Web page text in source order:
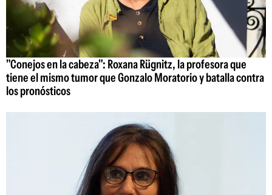
"Conejos en la cabeza": Roxana Rügnitz, la profesora que
tiene el mismo tumor que Gonzalo Moratorio y batalla contra
los pronósticos